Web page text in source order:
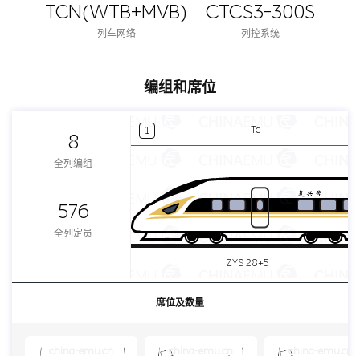
TCN(WTB+MVB)
列车网络
CTCS3-300S
列控系统
编组和席位
8
全列编组
576
全列定员
1 Tc
ZYS 28+5
席位及数量
china-emu.cn china-emu.cn